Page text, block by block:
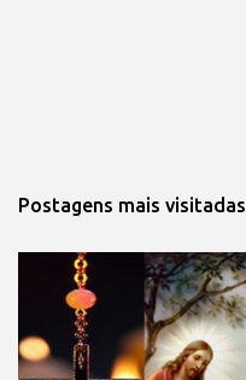
Postagens mais visitadas